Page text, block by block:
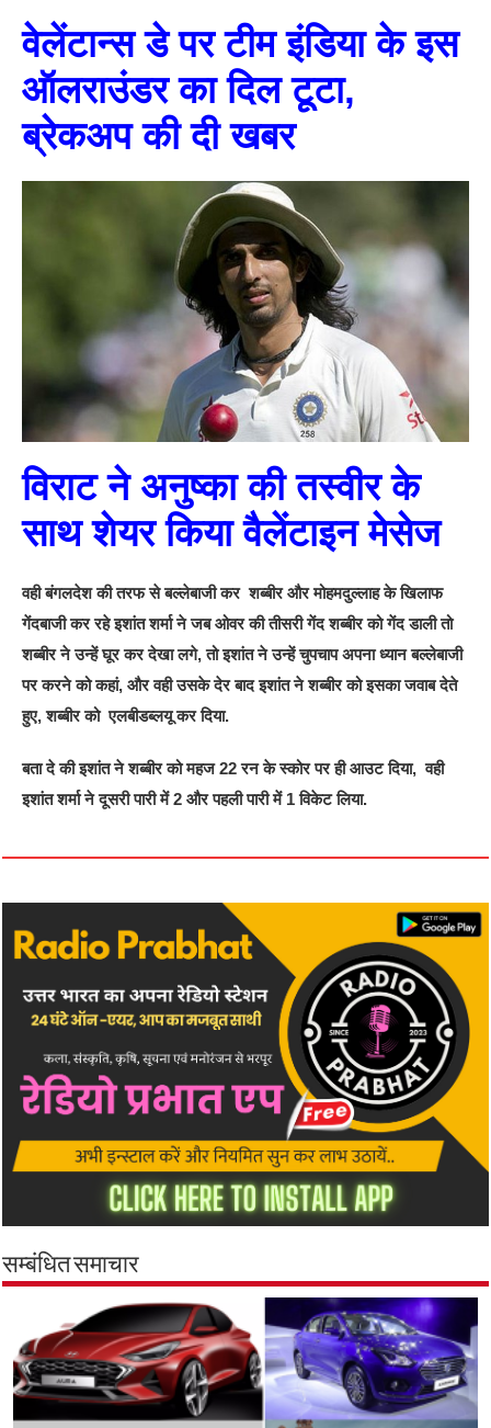
वेलेंटान्स डे पर टीम इंडिया के इस
ऑलराउंडर का दिल टूटा,
ब्रेकअप की दी खबर
विराट ने अनुष्का की तस्वीर के
साथ शेयर किया वैलेंटाइन मेसेज
वही बंगलदेश की तरफ से बल्लेबाजी कर शब्बीर और मोहमदुल्लाह के खिलाफ
गेंदबाजी कर रहे इशांत शर्मा ने जब ओवर की तीसरी गेंद शब्बीर को गेंद डाली तो
शब्बीर ने उन्हें घूर कर देखा लगे, तो इशांत ने उन्हें चुपचाप अपना ध्यान बल्लेबाजी
पर करने को कहां, और वही उसके देर बाद इशांत ने शब्बीर को इसका जवाब देते
हुए, शब्बीर को एलबीडब्लयू कर दिया.
बता दे की इशांत ने शब्बीर को महज 22 रन के स्कोर पर ही आउट दिया, वही
इशांत शर्मा ने दूसरी पारी में 2 और पहली पारी में 1 विकेट लिया.
सम्बंधित समाचार